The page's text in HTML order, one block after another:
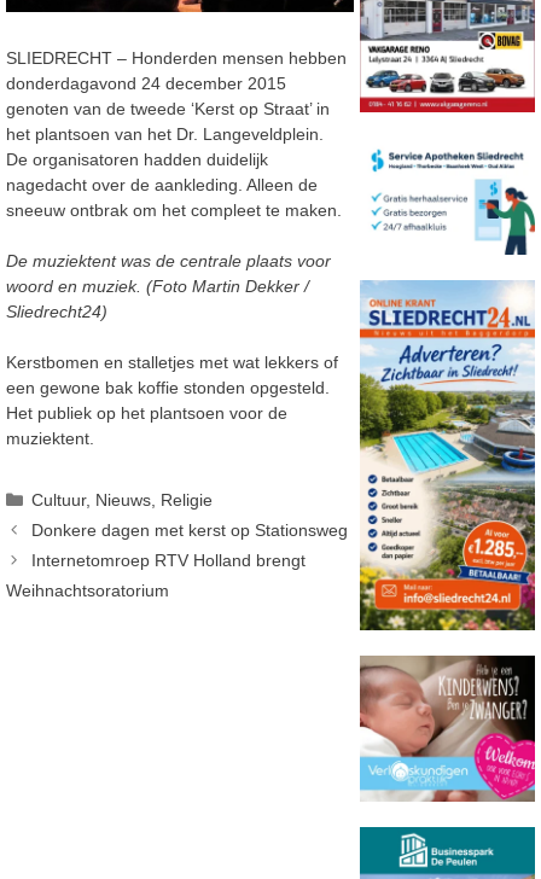
SLIEDRECHT – Honderden mensen hebben
donderdagavond 24 december 2015
genoten van de tweede ‘Kerst op Straat’ in
het plantsoen van het Dr. Langeveldplein.
De organisatoren hadden duidelijk
nagedacht over de aankleding. Alleen de
sneeuw ontbrak om het compleet te maken.
De muziektent was de centrale plaats voor
woord en muziek. (Foto Martin Dekker /
Sliedrecht24)
Kerstbomen en stalletjes met wat lekkers of
een gewone bak koffie stonden opgesteld.
Het publiek op het plantsoen voor de
muziektent.
Categorieën
Cultuur, Nieuws, Religie
Donkere dagen met kerst op Stationsweg
Internetomroep RTV Holland brengt
Weihnachtsoratorium